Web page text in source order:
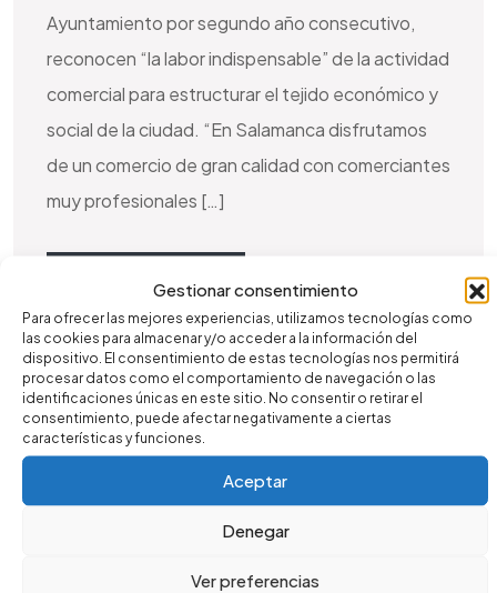
Gestionar consentimiento
Para ofrecer las mejores experiencias, utilizamos tecnologías como
las cookies para almacenar y/o acceder a la información del
dispositivo. El consentimiento de estas tecnologías nos permitirá
procesar datos como el comportamiento de navegación o las
identificaciones únicas en este sitio. No consentir o retirar el
consentimiento, puede afectar negativamente a ciertas
características y funciones.
Aceptar
Denegar
Ver preferencias
Ayuntamiento por segundo año consecutivo,
reconocen “la labor indispensable” de la actividad
comercial para estructurar el tejido económico y
social de la ciudad. “En Salamanca disfrutamos
de un comercio de gran calidad con comerciantes
muy profesionales […]
LEER MÁS